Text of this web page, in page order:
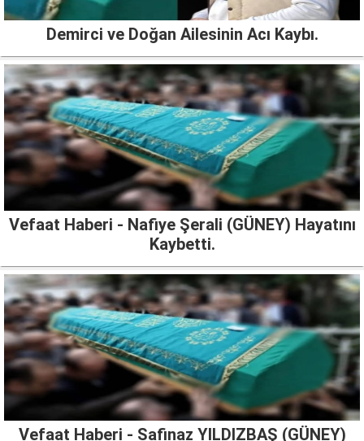
Demirci ve Doğan Ailesinin Acı Kaybı.
Vefaat Haberi - Nafiye Şerali (GÜNEY) Hayatını
Kaybetti.
Vefaat Haberi - Safinaz YILDIZBAŞ (GÜNEY)